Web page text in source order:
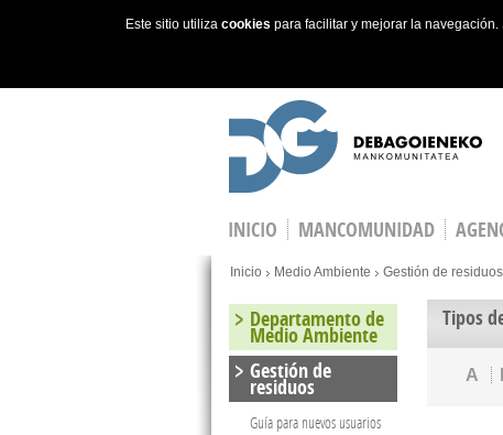
Este sitio utiliza cookies para facilitar y mejorar la
INICIO MANCOMUNIDAD
You are here
Inicio Medio Ambiente Gestión de residuos
Tipos
A
Departamento de
Medio Ambiente
Gestión de
residuos
Guía para nuevos usuarios